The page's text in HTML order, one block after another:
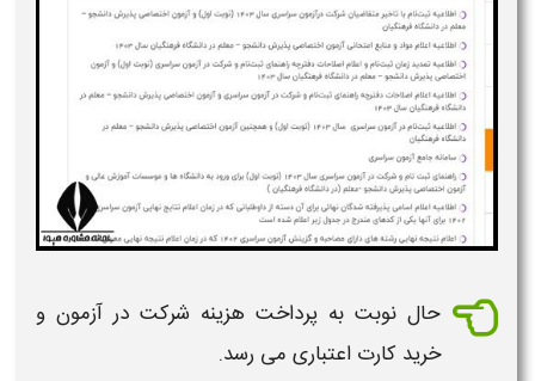
حال نوبت به پرداخت هزینه شرکت در آزمون و
خرید کارت اعتباری می رسد.